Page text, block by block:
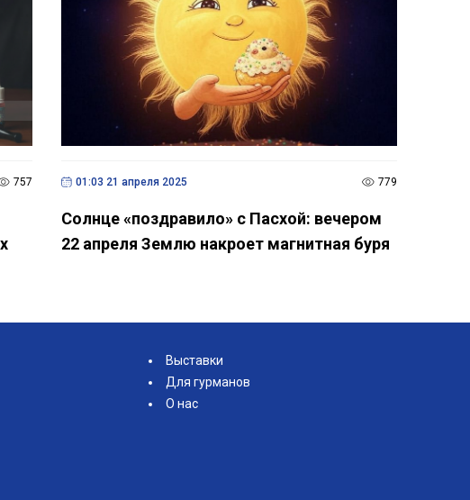
Солнце «поздравило» с Пасхой: вечером
22 апреля Землю накроет магнитная буря
Выставки
Для гурманов
О нас